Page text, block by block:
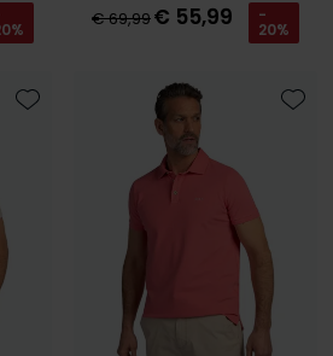
€ 69,99€ 55,99 -
20%
Toevoegen aan favorieten